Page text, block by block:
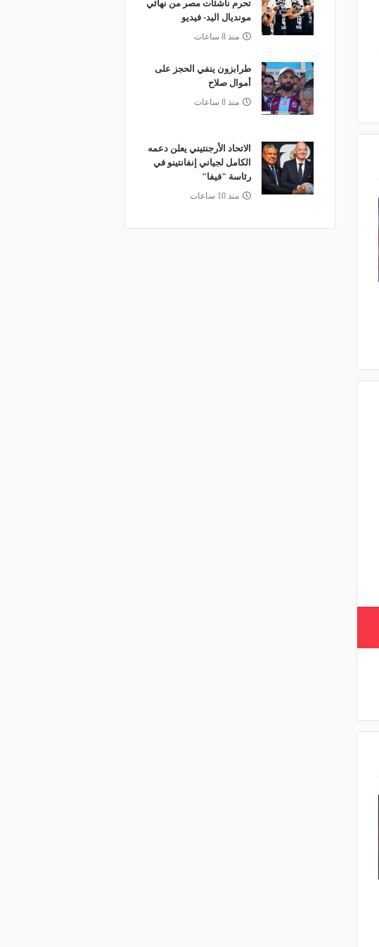
تحرم ناشئات مصر من نهائي
مونديال اليد- فيديو
منذ 8 ساعات
طرابزون ينفي الحجز على
أموال صلاح
منذ 8 ساعات
الاتحاد الأرجنتيني يعلن دعمه
الكامل لجياني إنفانتينو في
رئاسة "فيفا"
منذ 10 ساعات